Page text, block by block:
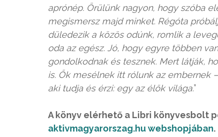
aprónép. Örülünk nagyon, hogy szóba
megismersz majd minket. Régóta
düledezik a közös odúnk, romlik a
oda az egész. Jó, hogy egyre többen
gondolkodnak és tesznek. Mert látják,
is. Ők mesélnek itt rólunk az embernek
aki tudja és érzi: egy az élők világa.”
A könyv elérhető a Libri könyvesbolt
aktivmagyarorszag.hu webshopjában.